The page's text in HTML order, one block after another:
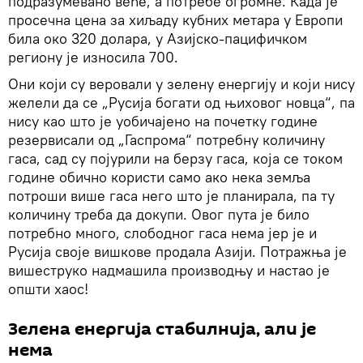
просечна цена за хиљаду кубних метара у Европи
била око 320 долара, у Азијско-пацифичком
региону је износила 700.
Они који су веровали у зелену енергију и који нису
желели да се „Русија богати од њиховог новца“, па
нису као што је уобичајено на почетку године
резервисали од „Гаспрома“ потребну количину
гаса, сад су појурили на берзу гаса, која се током
године обично користи само ако нека земља
потроши више гаса него што је планирала, па ту
количину треба да докупи. Овог пута је било
потребно много, слободног гаса нема јер је и
Русија своје вишкове продала Азији. Потражња је
вишеструко надмашила производњу и настао је
општи хаос!
Зелена енергија стабилнија, али је
нема